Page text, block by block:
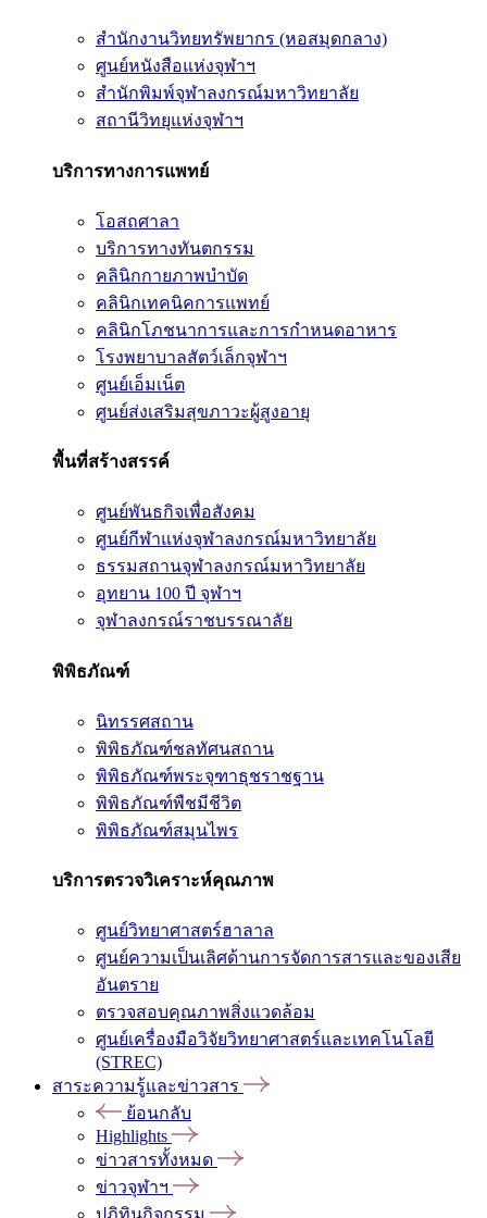
สำนักงานวิทยทรัพยากร (หอสมุดกลาง)
ศูนย์หนังสือแห่งจุฬาฯ
สำนักพิมพ์จุฬาลงกรณ์มหาวิทยาลัย
สถานีวิทยุแห่งจุฬาฯ
บริการทางการแพทย์
โอสถศาลา
บริการทางทันตกรรม
คลินิกกายภาพบำบัด
คลินิกเทคนิคการแพทย์
คลินิกโภชนาการและการกำหนดอาหาร
โรงพยาบาลสัตว์เล็กจุฬาฯ
ศูนย์เอ็มเน็ต
ศูนย์ส่งเสริมสุขภาวะผู้สูงอายุ
พื้นที่สร้างสรรค์
ศูนย์พันธกิจเพื่อสังคม
ศูนย์กีฬาแห่งจุฬาลงกรณ์มหาวิทยาลัย
ธรรมสถานจุฬาลงกรณ์มหาวิทยาลัย
อุทยาน 100 ปี จุฬาฯ
จุฬาลงกรณ์ราชบรรณาลัย
พิพิธภัณฑ์
นิทรรศสถาน
พิพิธภัณฑ์ชลทัศนสถาน
พิพิธภัณฑ์พระจุฑาธุชราชฐาน
พิพิธภัณฑ์พืชมีชีวิต
พิพิธภัณฑ์สมุนไพร
บริการตรวจวิเคราะห์คุณภาพ
ศูนย์วิทยาศาสตร์ฮาลาล
ศูนย์ความเป็นเลิศด้านการจัดการสารและของเสีย
อันตราย
ตรวจสอบคุณภาพสิ่งแวดล้อม
ศูนย์เครื่องมือวิจัยวิทยาศาสตร์และเทคโนโลยี
(STREC)
สาระความรู้และข่าวสาร
ย้อนกลับ
Highlights
ข่าวสารทั้งหมด
ข่าวจุฬาฯ